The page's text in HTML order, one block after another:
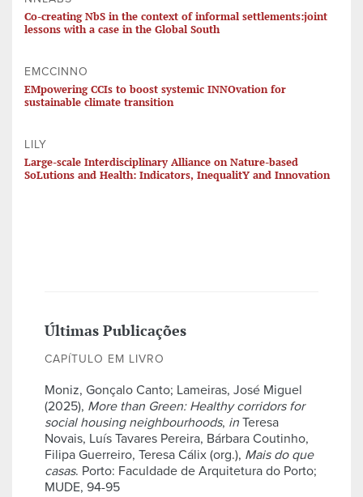
Co-creating NbS in the context of informal settlements:joint
lessons with a case in the Global South
EMCCINNO
EMpowering CCIs to boost systemic INNOvation for
sustainable climate transition
LILY
Large-scale Interdisciplinary Alliance on Nature-based
SoLutions and Health: Indicators, InequalitY and Innovation
Últimas Publicações
CAPÍTULO EM LIVRO
Moniz, Gonçalo Canto; Lameiras, José Miguel
(2025), More than Green: Healthy corridors for
social housing neighbourhoods, in Teresa
Novais, Luís Tavares Pereira, Bárbara Coutinho,
Filipa Guerreiro, Teresa Cálix (org.), Mais do que
casas. Porto: Faculdade de Arquitetura do Porto;
MUDE, 94-95